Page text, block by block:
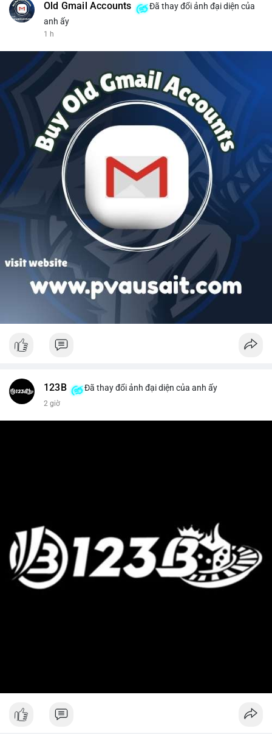
Old Gmail Accounts
Đã thay đổi ảnh đại diện của
anh ấy
1 h
123B Đã thay đổi ảnh đại diện của anh ấy
2 giờ